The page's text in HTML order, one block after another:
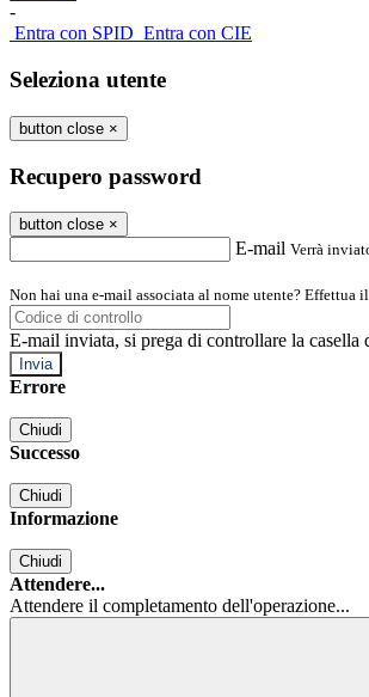
-
Entra con SPID Entra con CIE
Seleziona utente
button close ×
Recupero password
button close ×
E-mail Verrà
Non hai una e-mail associata al nome utente? Effettua
E-mail inviata, si prega di controllare la casella
Errore
Chiudi
Successo
Chiudi
Informazione
Chiudi
Attendere...
Attendere il completamento dell'operazione...